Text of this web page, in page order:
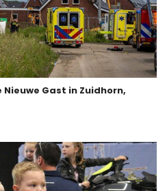
Gast in Zuidhorn,